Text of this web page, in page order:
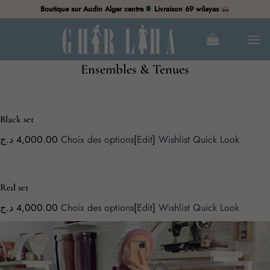
au
Boutique sur Audin Alger centre Livraison 69 wilayas
Ensembles & Tenues
Black set
4,000.00 د.ج Choix des options[Edit] Wishlist Quick Look
Red set
4,000.00 د.ج Choix des options[Edit] Wishlist Quick Look